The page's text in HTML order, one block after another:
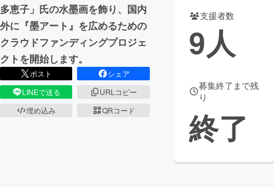
多恵子」氏の水墨画を飾り、国内
外に『墨アート』を広めるための
クラウドファンディングプロジェ
クトを開始します。
ポスト
シェア
LINEで送る
URLコピー
埋め込み
QRコード
支援者数
9人
募集終了まで残
り
終了